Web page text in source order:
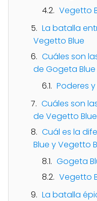
Vegetto
La batalla
Vegetto Blue
Cuáles son
de Gogeta Blue
Poderes
Cuáles son
de Vegetto Blue
Cuál es la
Blue y Vegetto
Gogeta
Vegetto
La batalla